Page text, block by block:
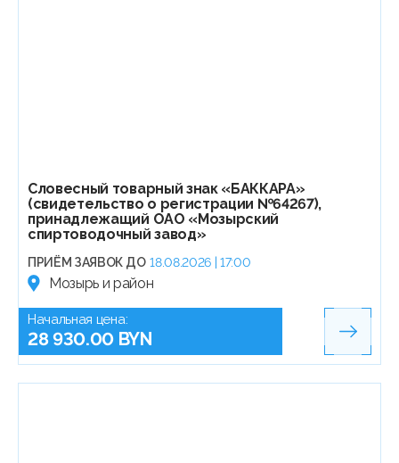
Словесный товарный знак «БАККАРА»
(свидетельство о регистрации №64267),
принадлежащий ОАО «Мозырский
спиртоводочный завод»
ПРИЁМ ЗАЯВОК ДО 18.08.2026 | 17:00
Мозырь и район
Начальная цена:
28 930.00 BYN